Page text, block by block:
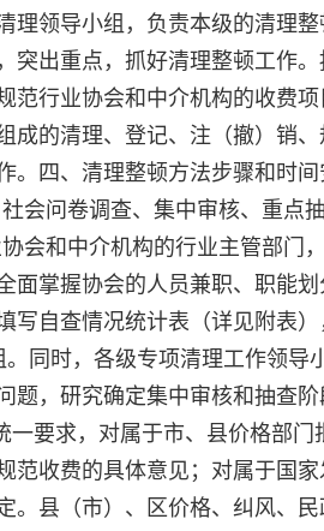
清理领导小组，负责本级
突出重点，抓好清理整顿工作
范行业协会和中介机构的收费
成的清理、登记、注（撤）销
。四、清理整顿方法步骤和时
会问卷调查、集中审核、重点
会和中介机构的行业主管部门
面掌握协会的人员兼职、职能
写自查情况统计表（详见附表
同时，各级专项清理工作领导
题，研究确定集中审核和抽查
一要求，对属于市、县价格部
范收费的具体意见；对属于国
。县（市）、区价格、纠风、